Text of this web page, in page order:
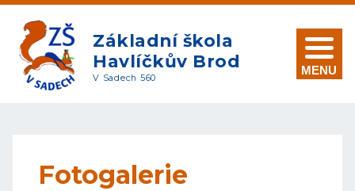
Základní škola
Havlíčkův Brod
V Sadech 560
MENU
Fotogalerie